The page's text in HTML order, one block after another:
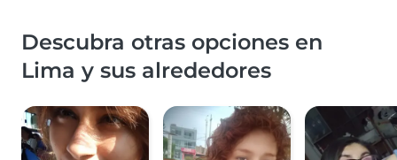
Descubra otras opciones en
Lima y sus alrededores